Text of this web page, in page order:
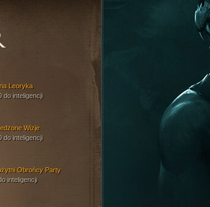
Leoryka
do inteligencji
Obrońcy Party
inteligencji
Wizje
do inteligencji